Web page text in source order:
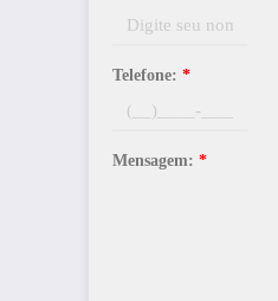
Telefone: *
Mensagem: *